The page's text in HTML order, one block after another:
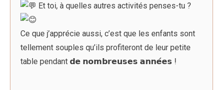
Et toi, à quelles autres activités penses-tu ?
Ce que j’apprécie aussi, c’est que les enfants sont
tellement souples qu’ils profiteront de leur petite
table pendant 𝗱𝗲 𝗻𝗼𝗺𝗯𝗿𝗲𝘂𝘀𝗲𝘀 𝗮𝗻𝗻𝗲́𝗲𝘀 !